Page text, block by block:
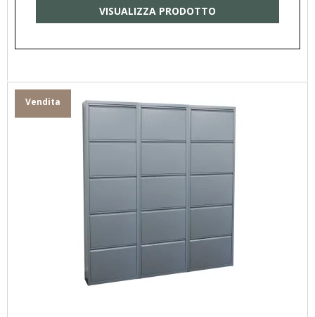
VISUALIZZA PRODOTTO
Vendita